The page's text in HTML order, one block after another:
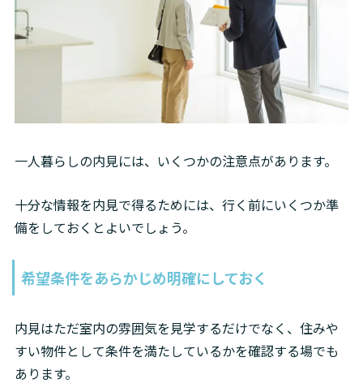
一人暮らしの内見には、いくつかの注意点があります。
十分な情報を内見で得るためには、行く前にいくつか準
備をしておくとよいでしょう。
希望条件をあらかじめ明確にしておく
内見はただ室内の雰囲気を見学するだけでなく、住みや
すい物件として条件を満たしているかを確認する場でも
あります。